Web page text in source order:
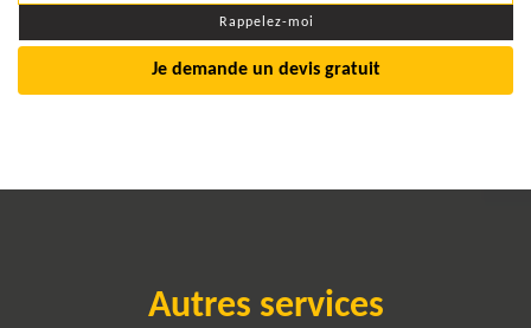
Je demande un devis gratuit
Autres services